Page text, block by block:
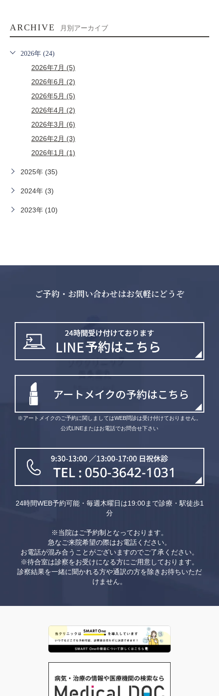
ARCHIVE 月別アーカイブ
2026年 (24)
2026年7月 (5)
2026年6月 (2)
2026年5月 (5)
2026年4月 (2)
2026年3月 (6)
2026年2月 (3)
2026年1月 (1)
2025年 (35)
2024年 (3)
2023年 (10)
ご予約・お問い合わせはお気軽にどうぞ
※アートメイクのご予約に関しましてはWEB問診は受け付けておりません。
公式LINEまたはお電話でお問合せ下さい
24時間WEB予約可能・毎週木曜日は19:00まで診療・駅徒歩1
分
※当院はご予約制となっております。
急なご来院希望の際はお電話ください。
お電話が混み合うことがございますのでご了承ください。
※待合室は診察をお受けになる方にご用意しております。
診察結果を一緒に聞かれる方や通訳の方を除きお待ちいただ
けません。